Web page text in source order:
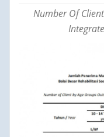
Number Of